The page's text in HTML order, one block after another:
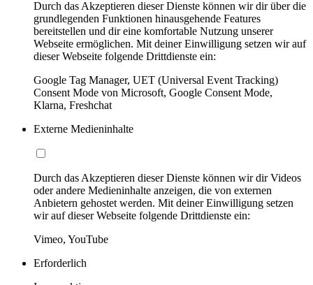
Durch das Akzeptieren dieser Dienste können wir dir über die
grundlegenden Funktionen hinausgehende Features
bereitstellen und dir eine komfortable Nutzung unserer
Webseite ermöglichen. Mit deiner Einwilligung setzen wir auf
dieser Webseite folgende Drittdienste ein:
Google Tag Manager, UET (Universal Event Tracking)
Consent Mode von Microsoft, Google Consent Mode,
Klarna, Freshchat
Externe Medieninhalte
Durch das Akzeptieren dieser Dienste können wir dir Videos
oder andere Medieninhalte anzeigen, die von externen
Anbietern gehostet werden. Mit deiner Einwilligung setzen
wir auf dieser Webseite folgende Drittdienste ein:
Vimeo, YouTube
Erforderlich